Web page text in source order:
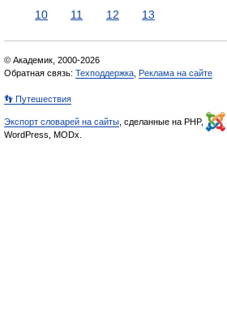
10
11 12 13
© Академик, 2000-2026
Обратная связь: Техподдержка Реклама на сайте
👣 Путешествия
Экспорт словарей на сайты , сделанные на PHP,
WordPress, MODx.